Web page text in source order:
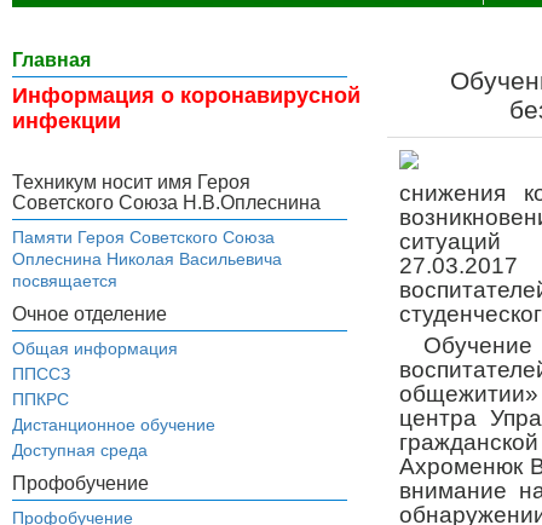
Главная
Информация о коронавирусной
инфекции
Техникум носит имя Героя
Советского Союза Н.В.Оплеснина
Памяти Героя Советского Союза
Оплеснина Николая Васильевича
посвящается
Очное отделение
Общая информация
ППССЗ
ППКРС
Дистанционное обучение
Доступная среда
Профобучение
Профобучение
снижения
ситуаций
общежитии»
центра
Ахроменюк
внимание